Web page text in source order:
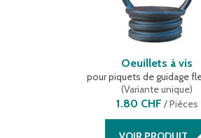
Oeuillets à vis
pour piquets de guidage
(Variante unique)
1.80 CHF /Pièces